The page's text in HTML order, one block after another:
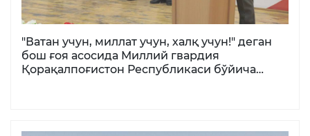
"Ватан учун, миллат учун, халқ учун!" деган
бош ғоя асосида Миллий гвардия
Қорақалпоғистон Республикаси бўйича